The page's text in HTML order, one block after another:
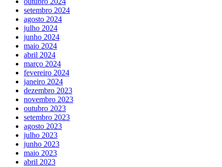
setembro 2024
agosto 2024
julho 2024
junho 2024
maio 2024
abril 2024
março 2024
fevereiro 2024
janeiro 2024
dezembro 2023
novembro 2023
outubro 2023
setembro 2023
agosto 2023
julho 2023
junho 2023
maio 2023
abril 2023